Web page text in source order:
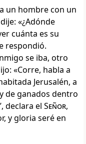
un hombre con un
dije: «¿Adónde
cuánta es su
respondió.
se iba, otro
«Corre, habla a
Jerusalén, a
y de ganados dentro
declara el Señor,
y gloria seré en